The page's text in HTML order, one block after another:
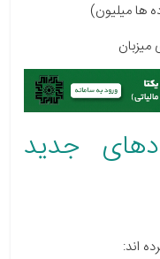
ها میلیون)
جدید
اند: